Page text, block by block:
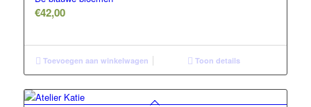
€42,00
Toevoegen aan winkelwagen Toon details